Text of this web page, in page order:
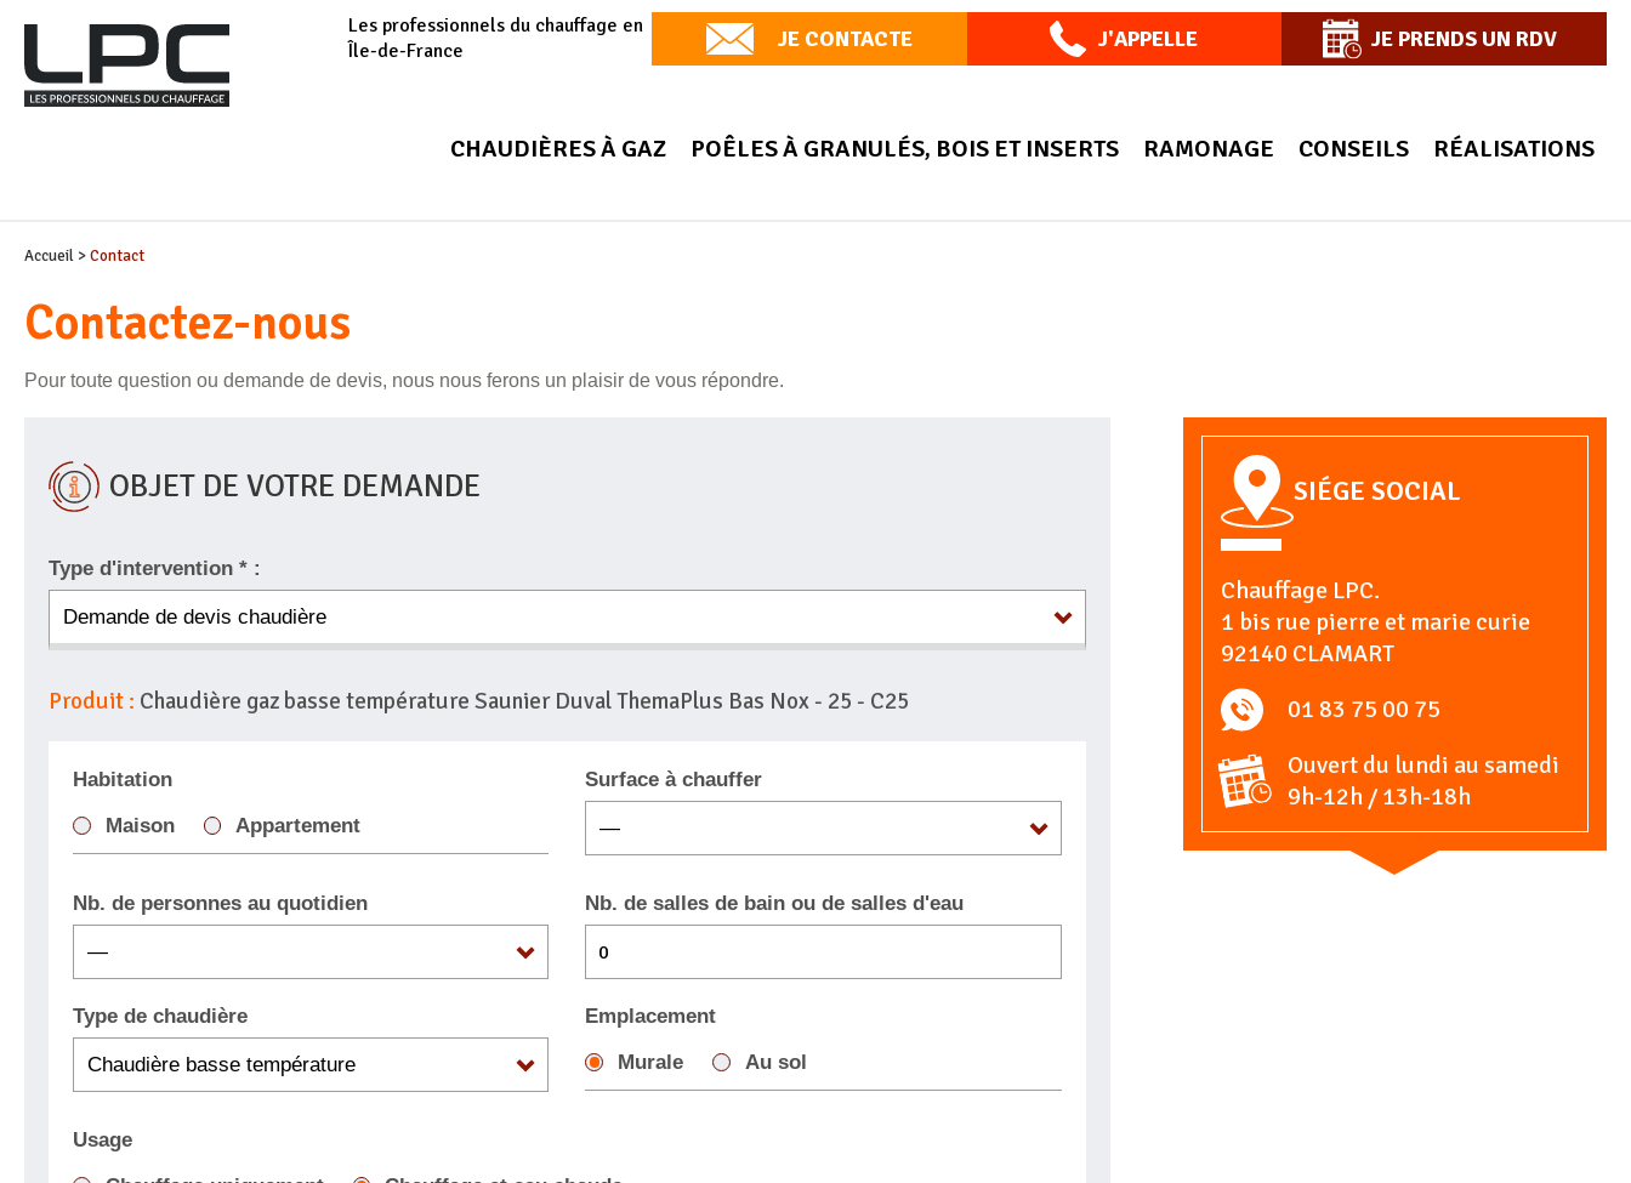
Les professionnels du chauffage en
Île-de-France
JE CONTACTE J'APPELLE JE PRENDS UN RDV
CHAUDIÈRES À GAZ POÊLES À GRANULÉS, BOIS ET INSERTS RAMONAGE CONSEILS RÉALISATIONS
Accueil >Contact
Contactez-nous
Pour toute question ou demande de devis, nous nous ferons un plaisir de vous répondre.
OBJET DE VOTRE DEMANDE
Type d'intervention * :
Produit : Chaudière gaz basse température Saunier Duval ThemaPlus Bas Nox - 25 - C25
Habitation
Maison
Appartement
Surface à chauffer
Nb. de personnes au quotidien Nb. de salles de bain ou de salles d'eau
Type de chaudière
Emplacement
Murale
Au sol
Usage
SIÉGE SOCIAL
Chauffage LPC.
1 bis rue pierre et marie curie
92140 CLAMART
01 83 75 00 75
Ouvert du lundi au samedi
9h-12h / 13h-18h